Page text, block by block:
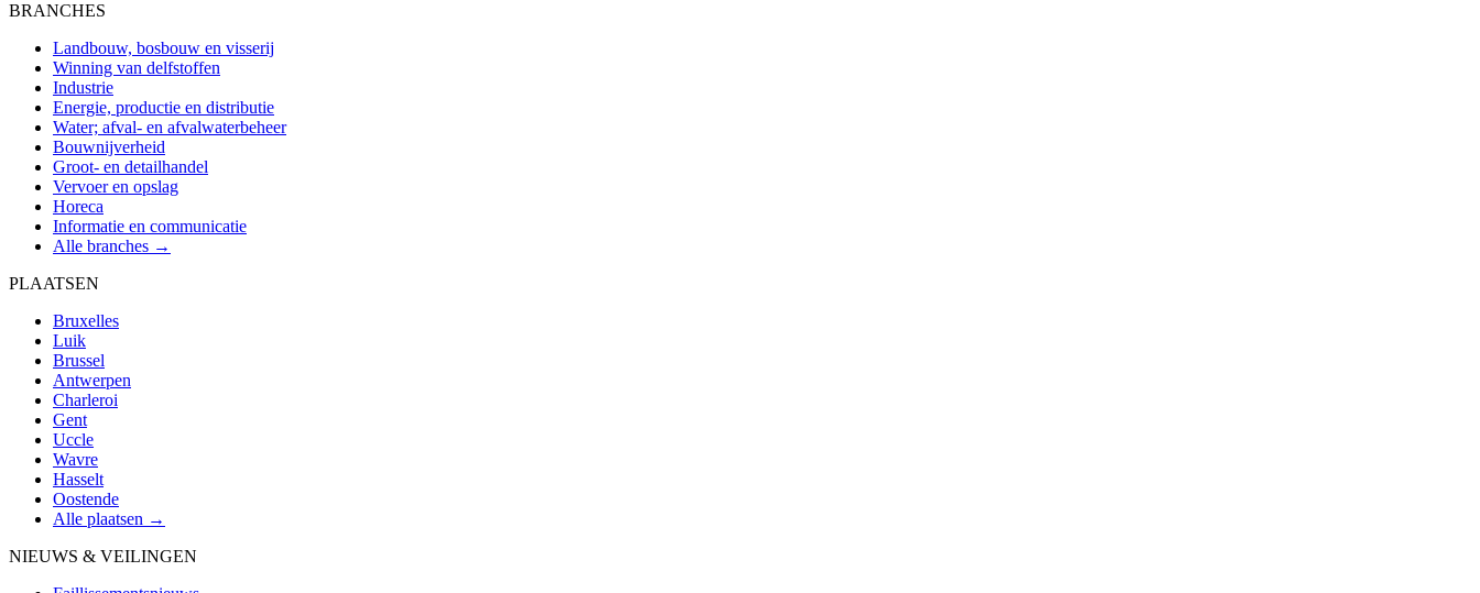
BRANCHES
Landbouw, bosbouw en visserij
Winning van delfstoffen
Industrie
Energie, productie en distributie
Water; afval- en afvalwaterbeheer
Bouwnijverheid
Groot- en detailhandel
Vervoer en opslag
Horeca
Informatie en communicatie
Alle branches →
PLAATSEN
Bruxelles
Luik
Brussel
Antwerpen
Charleroi
Gent
Uccle
Wavre
Hasselt
Oostende
Alle plaatsen →
NIEUWS & VEILINGEN